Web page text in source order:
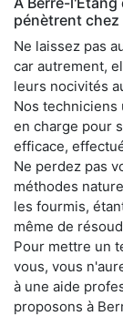
pénètrent chez
Ne laissez pas
car autrement,
leurs nocivités
Nos
en charge pour
efficace,
Ne perdez pas
méthodes
les fourmis,
même de
Pour mettre un
vous, vous
à une aide
proposons à